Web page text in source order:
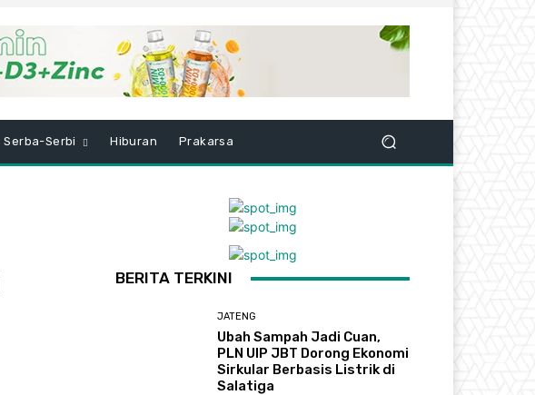
Serba-Serbi Hiburan Prakarsa
BERITA TERKINI
JATENG
Ubah Sampah Jadi Cuan,
PLN UIP JBT Dorong Ekonomi
Sirkular Berbasis Listrik di
Salatiga